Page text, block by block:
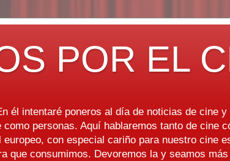
POR EL
él intentaré poneros al día de noticias de cine
personas. Aquí hablaremos tanto de cine
con especial cariño para nuestro cine
que consumimos. Devoremos la y seamos